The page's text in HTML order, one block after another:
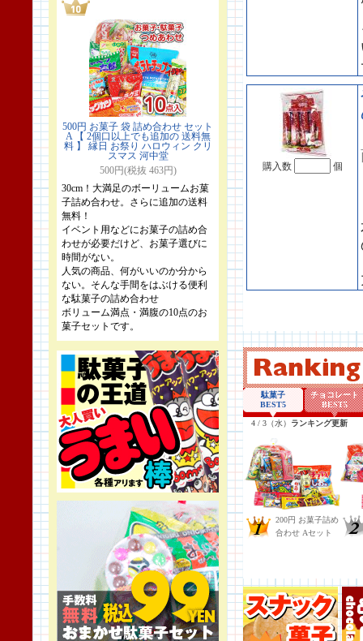
500円 お菓子 袋 詰め合わせ セット
A 【 2個口以上でも追加の 送料無
料 】 縁日 お祭り ハロウィン クリ
スマス 河中堂
500円(税抜 463円)
30cm！大満足のボーリュームお菓
子詰め合わせ。さらに追加の送料
無料！
イベント用などにお菓子の詰め合
わせが必要だけど、お菓子選びに
時間がない。
人気の商品、何がいいのか分から
ない。そんな手間をはぶける便利
な駄菓子の詰め合わせ
ボリューム満点・満腹の10点のお
菓子セットです。
購入数 個